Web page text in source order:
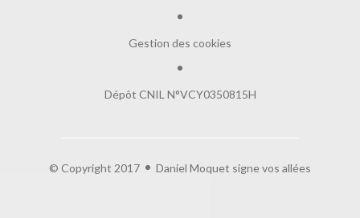
Gestion des cookies
Dépôt CNIL N°VCY0350815H
© Copyright 2017 Daniel Moquet signe vos allées